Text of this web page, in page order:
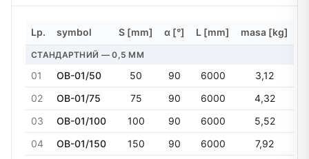
Lp. symbol S [mm] α [°] L [mm] masa [kg]
СТАНДАРТНИЙ — 0,5 MM
01 OB-01/50 50 90 6000
3,12
02
OB-01/75 75 90 6000
4,32
03
OB-01/100 100 90 6000
5,52
04
OB-01/150 150 90 6000
7,92